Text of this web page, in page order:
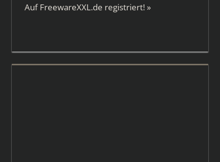
AufFreewareXXL.de registriert! »